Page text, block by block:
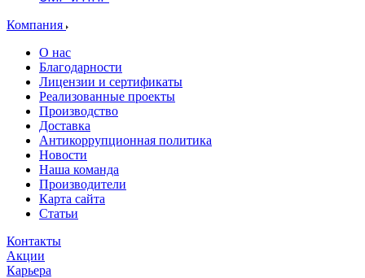
Компания
О нас
Благодарности
Лицензии и сертификаты
Реализованные проекты
Производство
Доставка
Антикоррупционная политика
Новости
Наша команда
Производители
Карта сайта
Статьи
Контакты
Акции
Карьера